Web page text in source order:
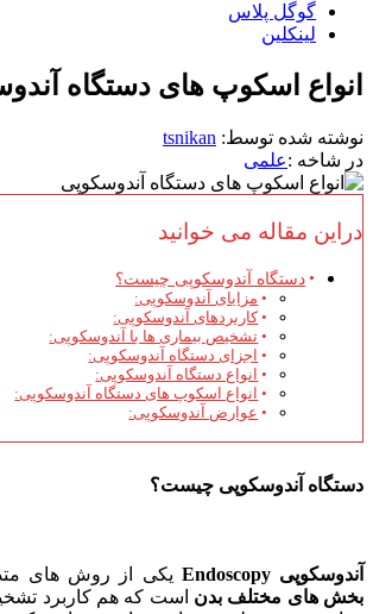
گوگل پلاس
لینکلین
انواع اسکوپ های دستگاه
نوشته شده توسط: tsnikan
در شاخه :علمی
دراین مقاله می خوانید
دستگاه آندوسکوپی چیست؟
مزایای آندوسکوپی:
کاربردهای آندوسکوپی:
تشخیص بیماری ها با آندوسکوپی:
اجزای دستگاه آندوسکوپی:
انواع دستگاه آندوسکوپی:
انواع اسکوپ های دستگاه آندوسکوپی:
عوارض آندوسکوپی:
دستگاه آندوسکوپی چیست؟
آندوسکوپی Endoscopy یکی از روش های
بخش های مختلف بدن است که هم کاربرد